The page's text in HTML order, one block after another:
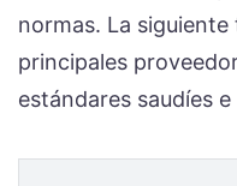
normas. La
principales
estándares saudíes